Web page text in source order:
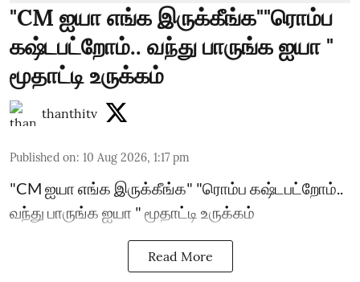
"CM ஐயா எங்க இருக்கீங்க""ரொம்ப
கஷ்டபட்றோம்.. வந்து பாருங்க ஐயா "
மூதாட்டி உருக்கம்
thanthitv
Published on: 10 Aug 2026, 1:17 pm
"CM ஐயா எங்க இருக்கீங்க" "ரொம்ப கஷ்டபட்றோம்..
வந்து பாருங்க ஐயா " மூதாட்டி உருக்கம்
Read More